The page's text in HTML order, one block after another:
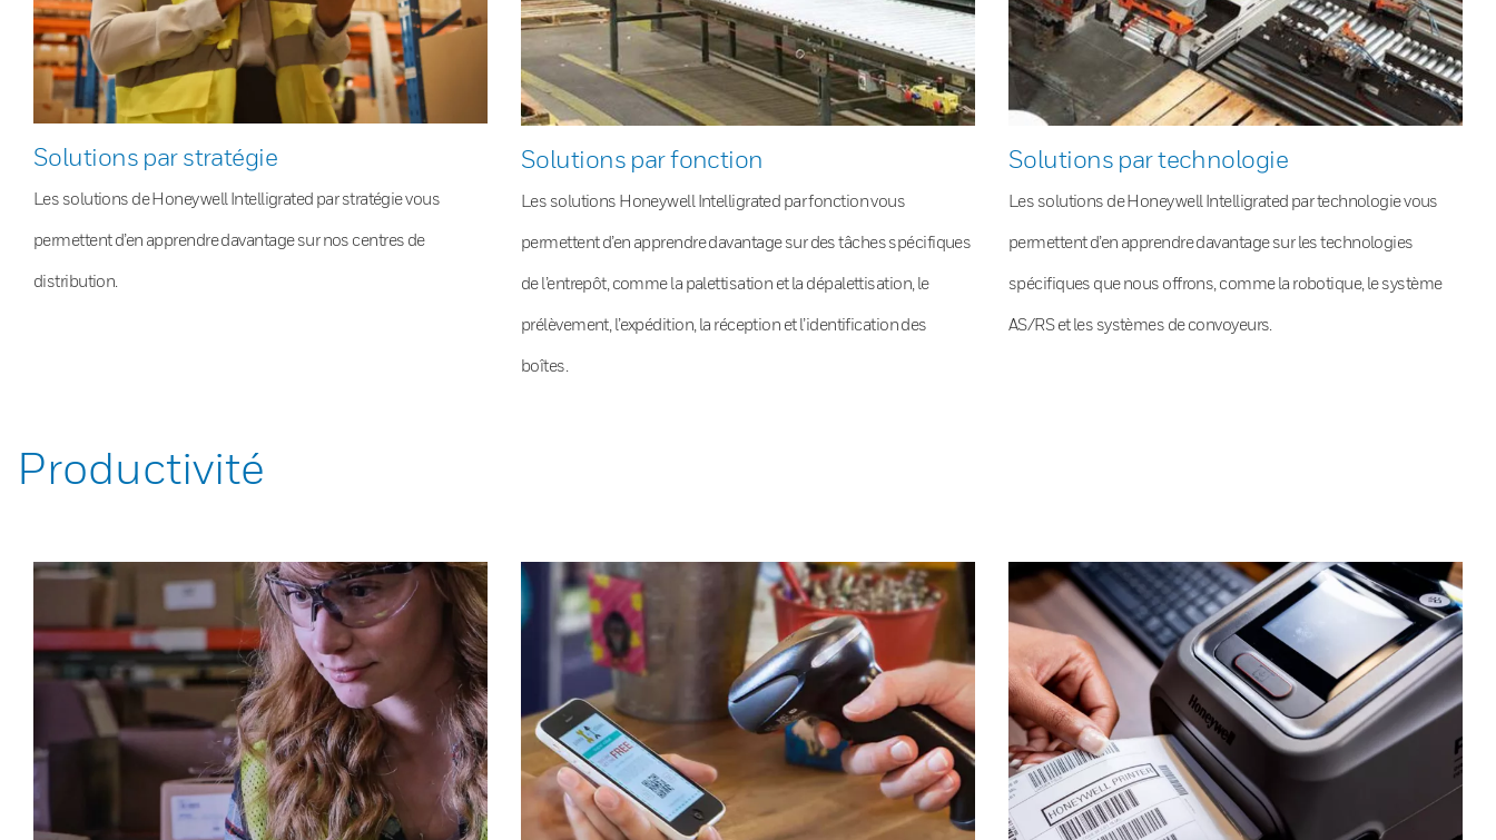
Solutions par stratégie
Les solutions de Honeywell Intelligrated par stratégie vous
permettent d’en apprendre davantage sur nos centres de
distribution.
Solutions par fonction
Les solutions Honeywell Intelligrated par fonction vous
permettent d’en apprendre davantage sur des tâches spécifiques
de l’entrepôt, comme la palettisation et la dépalettisation, le
prélèvement, l’expédition, la réception et l’identification des
boîtes.
Solutions par technologie
Les solutions de Honeywell Intelligrated par technologie vous
permettent d’en apprendre davantage sur les technologies
spécifiques que nous offrons, comme la robotique, le système
AS/RS et les systèmes de convoyeurs.
Productivité